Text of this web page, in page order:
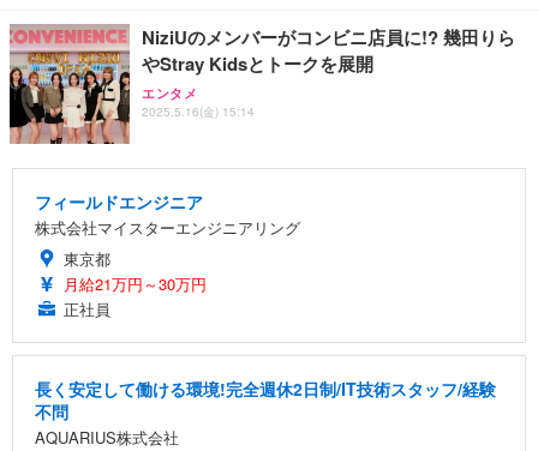
NiziUのメンバーがコンビニ店員に!? 幾田りら
やStray Kidsとトークを展開
エンタメ
2025.5.16(金) 15:14
フィールドエンジニア
株式会社マイスターエンジニアリング
東京都
月給21万円～30万円
正社員
長く安定して働ける環境!完全週休2日制/IT技術スタッフ/経験
不問
AQUARIUS株式会社